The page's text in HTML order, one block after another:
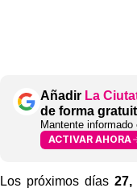
Añadir La
de forma
Mantente
ACTIVAR AHORA
Los próximos días 27,